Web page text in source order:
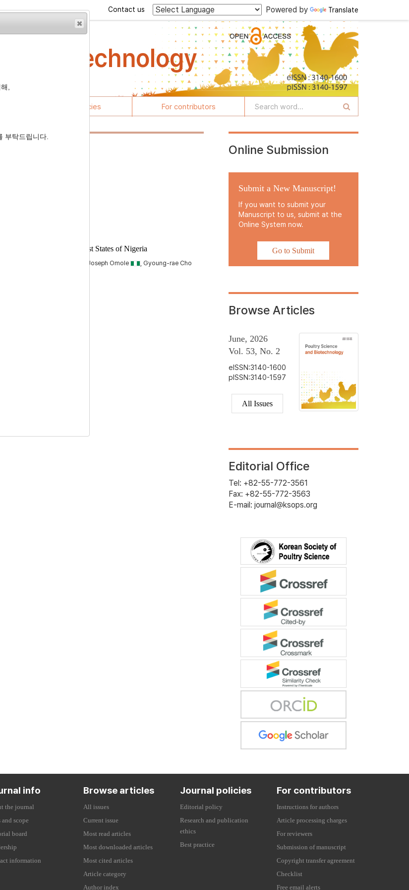
Powered by Translate
Contact us
Journal policies For contributors
Small Farm in Southwest States of Nigeria
, Adeboye Joseph Omole
, Gyoung-rae Cho
Online Submission
Submit a New Manuscript!
If you want to submit your
Manuscript to us, submit at the
Online System now.
Go to Submit
Browse Articles
June, 2026
Vol. 53, No. 2
eISSN:3140-1600
pISSN:3140-1597
All Issues
Editorial Office
Tel: +82-55-772-3561
Fax: +82-55-772-3563
E-mail: journal@ksops.org
info
the journal
and scope
board
information
Browse articles
All issues
Current issue
Most read articles
Most downloaded articles
Most cited articles
Article category
Author index
Journal policies
Editorial policy
Research and publication
ethics
Best practice
For contributors
Instructions for authors
Article processing charges
For reviewers
Submission of manuscript
Copyright transfer agreement
Checklist
Free email alerts
,
부탁드립니다.